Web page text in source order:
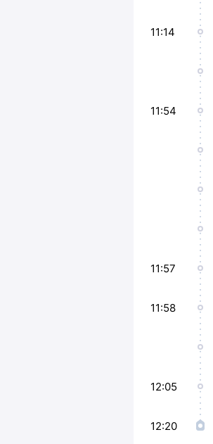
11:14
11:54
11:57
11:58
12:05
12:20